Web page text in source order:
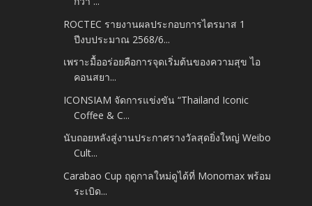
ROCTEC รายงานผลประกอบการไตรมาส 1
ปีงบประมาณ 2568/6...
เพราะมื้ออร่อยคือการจุดเริ่มต้นของความสุข ไอ
คอนสยา...
ICONSIAM จัดการแข่งขัน “Thailand Iconic
Coffee & C...
นับถอยหลังสู่งานประกาศรางวัลสุดยิ่งใหญ่ Weibo
Cult...
Carabao Cup ฤดูกาลใหม่ดูได้ที่ Monomax พร้อม
ระเบิด...